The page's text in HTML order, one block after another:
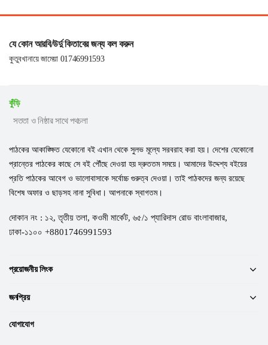
যে কোন আরবি/উর্দু কিতাবের জন্য কল করুন
কুতুবখানায়ে জামেয়া 01746991593
কুঁড়ি
সততা ও নিষ্ঠার সাথে পথচলা
পাঠকের আকাঙ্ক্ষিত যেকোনো বই এখান থেকে সুলভ মূল্যে সরবরাহ করা হয়। দেশের যেকোনো
প্রান্তের পাঠকের কাছে সে বই পৌঁছে দেওয়া হয় দ্রুততম সময়ে। আমাদের উদ্দেশ্য বইয়ের
প্রতি পাঠকের আবেগ ও ভালোবাসাকে সর্বোচ্চ গুরুত্ব দেওয়া। তাই পাঠকদের জন্য রয়েছে
বিশেষ অফার ও ছাড়সহ নানা সুবিধা। আপনাকে স্বাগতম।
দোকান নং : ১২, তৃতীয় তলা, কওমী মার্কেট, ৬৫/১ প্যারিদাস রোড বাংলাবাজার,
ঢাকা-১১০০ +8801746991593
প্রয়োজনীয় লিংক
জনপ্রিয়
যোগাযোগ